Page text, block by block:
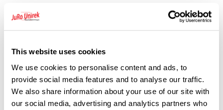
This website uses cookies
We use cookies to personalise content and ads, to
provide social media features and to analyse our traffic.
We also share information about your use of our site with
our social media, advertising and analytics partners who
• RVS bouten
• Bovenaan zijn er kunststof doppen voorzien
DWARSLIGGERS
• Geanodiseerd aluminium
• Profiel 12/10, 50×22 mm.
• Diepte 560mm.